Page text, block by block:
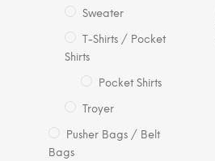
Sweater
T-Shirts / Pocket
Shirts
Pocket Shirts
Troyer
Pusher Bags / Belt
Bags